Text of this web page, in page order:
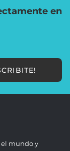
en
el mundo y